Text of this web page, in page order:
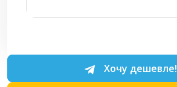
Хочу дешевле!